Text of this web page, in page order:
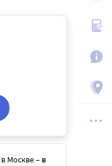
в Москве– в